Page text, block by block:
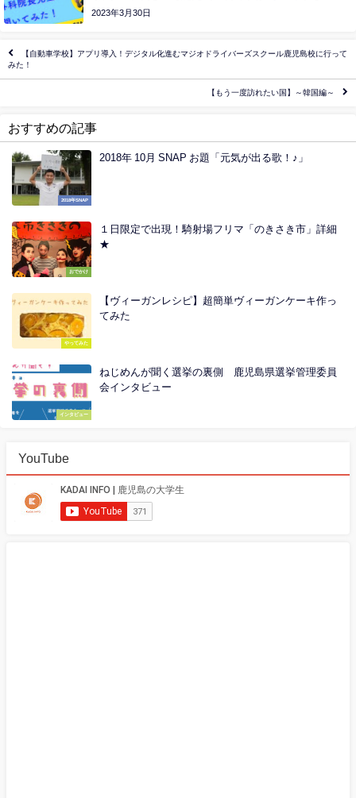
2023年3月30日
【自動車学校】アプリ導入！デジタル化進むマジオドライバーズスクール鹿児島校に行って
みた！
【もう一度訪れたい国】～韓国編～
おすすめの記事
2018年SNAP
2018年 10月 SNAP お題「元気が出る歌！♪」
おでかけ
１日限定で出現！騎射場フリマ「のきさき市」詳細
★
やってみた
【ヴィーガンレシピ】超簡単ヴィーガンケーキ作っ
てみた
インタビュー
ねじめんが聞く選挙の裏側 鹿児島県選挙管理委員
会インタビュー
YouTube